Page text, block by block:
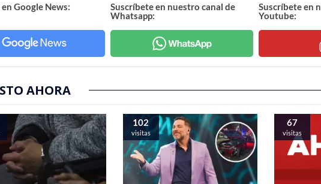
Google News:
Suscríbete en nuestro canal de
Whatsapp:
Suscríbete en
Youtube:
AHORA
102
visitas
67
visitas